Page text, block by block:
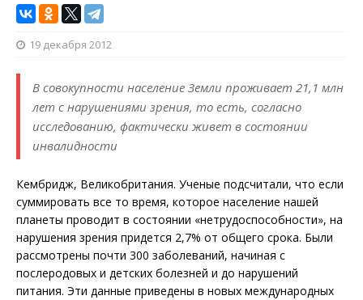
19 декабря 2012
В совокупности население Земли проживает 21,1 млн
лет с нарушениями зрения, то есть, согласно
исследованию, фактически живет в состоянии
инвалидности
Кембридж, Великобритания. Ученые подсчитали, что если
суммировать все то время, которое население нашей
планеты проводит в состоянии «нетрудоспособности», на
нарушения зрения придется 2,7% от общего срока. Были
рассмотрены почти 300 заболеваний, начиная с
послеродовых и детских болезней и до нарушений
питания. Эти данные приведены в новых международных